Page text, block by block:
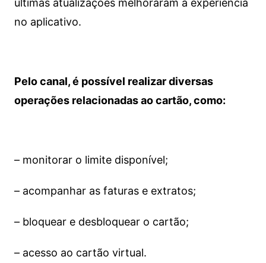
últimas atualizações melhoraram a experiência
no aplicativo.
Pelo canal, é possível realizar diversas
operações relacionadas ao cartão, como:
– monitorar o limite disponível;
– acompanhar as faturas e extratos;
– bloquear e desbloquear o cartão;
– acesso ao cartão virtual.